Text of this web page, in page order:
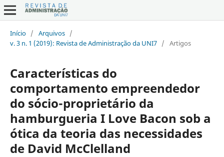
Início / Arquivos /
v. 3 n. 1 (2019): Revista de Administração da UNI7 / Artigos
Características do
comportamento empreendedor
do sócio-proprietário da
hamburgueria I Love Bacon sob a
ótica da teoria das necessidades
de David McClelland